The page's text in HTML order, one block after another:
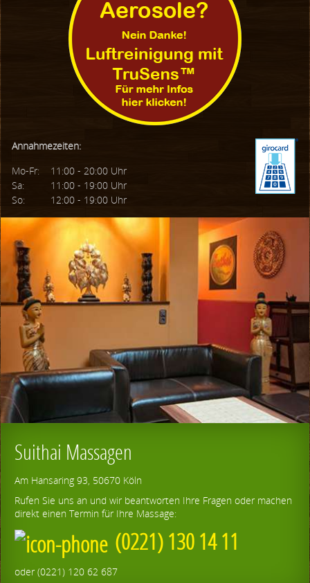
Annahmezeiten:
Mo-Fr:
11:00 - 20:00 Uhr
Sa:
11:00 - 19:00 Uhr
So:
12:00 - 19:00 Uhr
Suithai Massagen
Am Hansaring 93, 50670 Köln
Rufen Sie uns an und wir beantworten Ihre Fragen oder machen
direkt einen Termin für Ihre Massage:
(0221) 130 14 11
oder (0221) 120 62 687